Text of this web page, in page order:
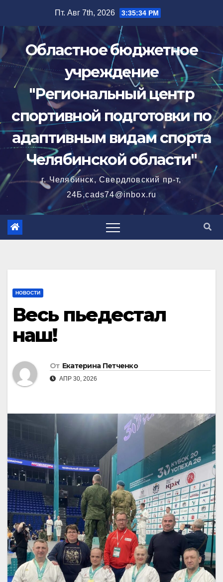
содержимому
Пт. Авг 7th, 2026 3:35:35 PM
Областное бюджетное
учреждение
"Региональный центр
спортивной подготовки по
адаптивным видам спорта
Челябинской области"
г. Челябинск, Свердловский пр-т,
24Б,cads74@inbox.ru
НОВОСТИ
Весь пьедестал
наш!
От Екатерина Петченко
АПР 30, 2026